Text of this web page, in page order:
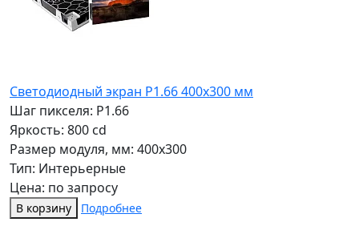
Светодиодный экран P1.66 400х300 мм
Шаг пикселя: P1.66
Яркость: 800 cd
Размер модуля, мм: 400x300
Тип: Интерьерные
Цена: по запросу
В корзину Подробнее